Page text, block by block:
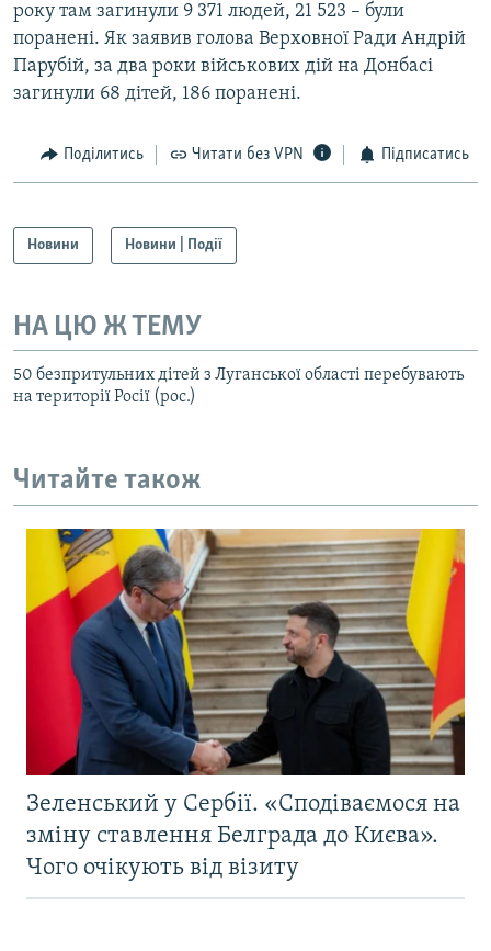
року там загинули 9 371 людей, 21 523 – були
поранені. Як заявив голова Верховної Ради Андрій
Парубій, за два роки військових дій на Донбасі
загинули 68 дітей, 186 поранені.
Поділитись Читати без VPN Підписатись
Новини Новини | Події
НА ЦЮ Ж ТЕМУ
50 безпритульних дітей з Луганської області перебувають
на території Росії (рос.)
Читайте також
Зеленський у Сербії. «Сподіваємося на
зміну ставлення Белграда до Києва».
Чого очікують від візиту